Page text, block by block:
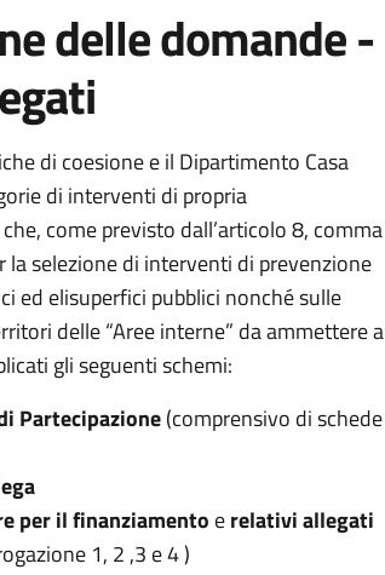
delle domande -
di coesionee il Dipartimento Casa
di interventi di propria
come previsto dall’articolo 8, comma
la selezione di interventi di prevenzione
ed elisuperfici pubblici nonché sulle
delle “Aree interne” da ammettere a
i gliseguentischemi:
Partecipazione(comprensivo di schede
per il finanziamento erelativi allegati
1, 2 ,3 e 4 )